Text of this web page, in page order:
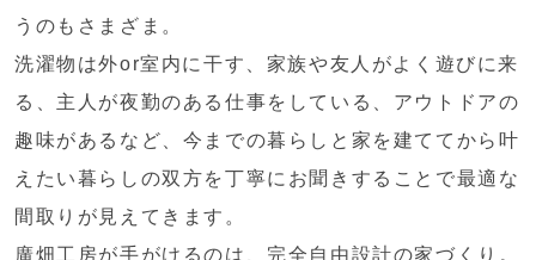
うのもさまざま。
洗濯物は外or室内に干す、家族や友人がよく遊びに来
る、主人が夜勤のある仕事をしている、アウトドアの
趣味があるなど、今までの暮らしと家を建ててから叶
えたい暮らしの双方を丁寧にお聞きすることで最適な
間取りが見えてきます。
廣畑工房が手がけるのは、完全自由設計の家づくり。